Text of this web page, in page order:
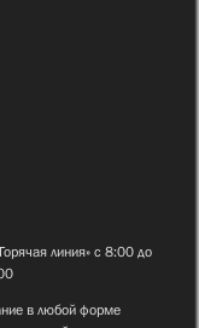
линия» с 8:00 до
в любой форме